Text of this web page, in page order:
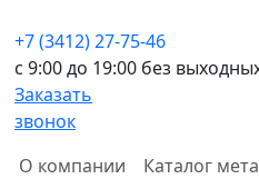
+7 (3412) 27-75-46
c 9:00 до 19:00 без
Заказать
звонок
О компании
Каталог